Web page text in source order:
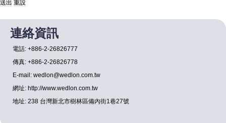
連絡資訊
電話: +886-2-26826777
傳真: +886-2-26826778
E-mail: wedlon@wedlon.com.tw
網址: http://www.wedlon.com.tw
地址: 238 台灣新北市樹林區備內街1巷27號